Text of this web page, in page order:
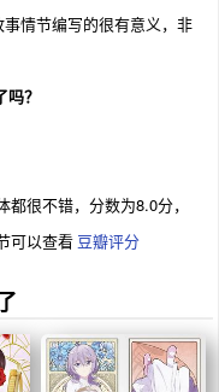
情节编写的很有意义，非
？
很不错，分数为8.0分，
可以查看 豆瓣评分